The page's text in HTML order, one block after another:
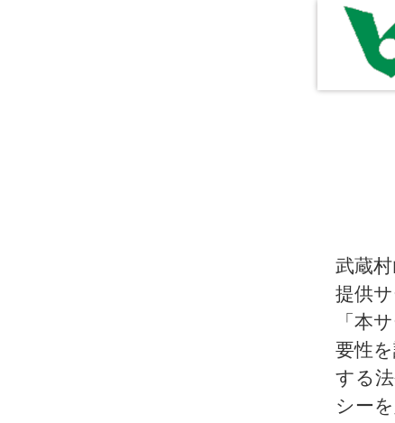
武蔵
提供
「本
要性
する
シー